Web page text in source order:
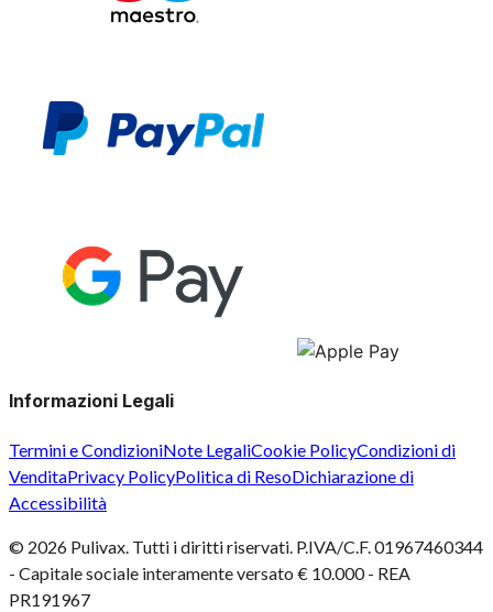
Informazioni Legali
Termini e CondizioniNote LegaliCookie PolicyCondizioni di
VenditaPrivacy PolicyPolitica di ResoDichiarazione di
Accessibilità
© 2026 Pulivax. Tutti i diritti riservati. P.IVA/C.F. 01967460344
- Capitale sociale interamente versato € 10.000 - REA
PR191967